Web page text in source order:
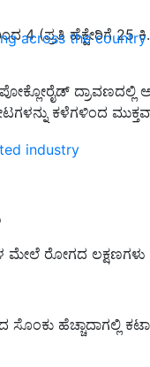
across the country
industry
ಹೆಕ್ಟೇರಿಗೆ 25
ದ್ರಾವಣದಲ್ಲಿ
ಕಳೆಗಳಿಂದ
ಮೇಲೆ ರೋಗದ ಲಕ್ಷಣಗಳು
ಸೊಂಕು ಹೆಚ್ಚಾದಾಗಲ್ಲಿ